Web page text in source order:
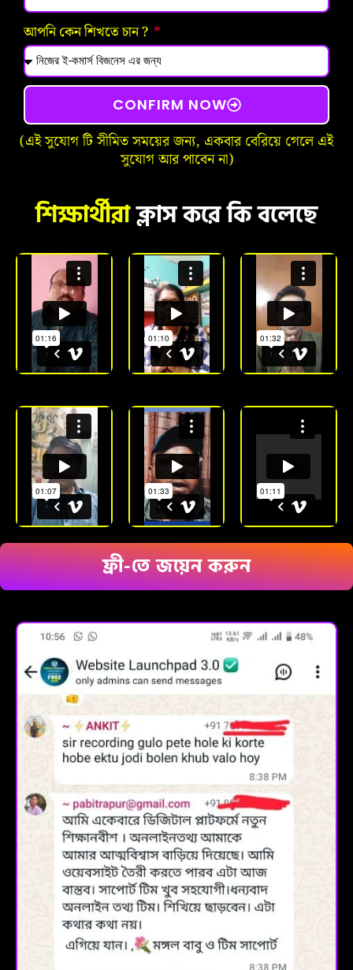
আপনি কেন শিখতে চান ?
CONFIRM NOW
(এই সুযোগ টি সীমিত সময়ের জন্য, একবার বেরিয়ে গেলে এই
সুযোগ আর পাবেন না)
শিক্ষার্থীরাক্লাস করে কি বলেছে
ফ্রী-তে জয়েন করুন